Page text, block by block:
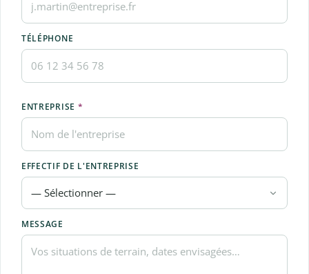
TÉLÉPHONE
ENTREPRISE *
EFFECTIF DE L'ENTREPRISE
MESSAGE